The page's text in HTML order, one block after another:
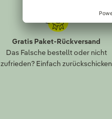
Gratis Paket-Rückversand
Das Falsche bestellt oder nicht
zufrieden? Einfach zurückschicken